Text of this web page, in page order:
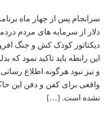
سرانجام پس از چهار ماه
دلار از سرمایه های مردم
دیکتاتور کودک کش و جنگ
این رابطه باید تاکید نمود
و نیز نبود هرگونه اطلاع
واقعی برای کفن و دفن این
نشده است. […]